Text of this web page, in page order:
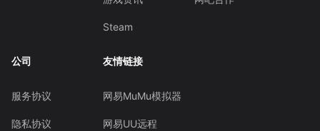
Steam
公司
服务协议
隐私协议
友情链接
网易MuMu模拟器
网易UU远程